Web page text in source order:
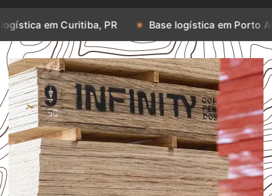
PR Base logística em Porto Alegre, RS